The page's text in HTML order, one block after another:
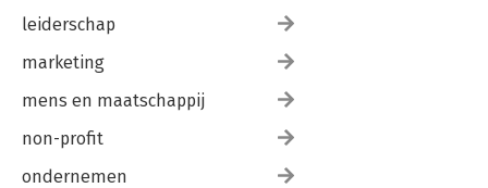
leiderschap
marketing
mens en maatschappij
non-profit
ondernemen